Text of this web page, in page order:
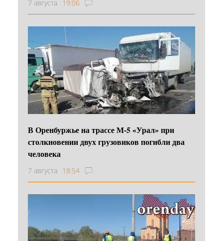
7 августа 19:06
В Оренбуржье на трассе М-5 «Урал» при
столкновении двух грузовиков погибли два
человека
7 августа 18:54